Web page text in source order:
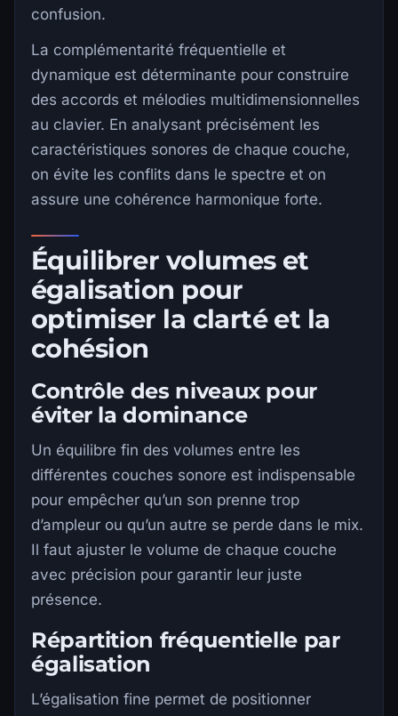
confusion.
La complémentarité fréquentielle et
dynamique est déterminante pour construire
des accords et mélodies multidimensionnelles
au clavier. En analysant précisément les
caractéristiques sonores de chaque couche,
on évite les conflits dans le spectre et on
assure une cohérence harmonique forte.
Équilibrer volumes et
égalisation pour
optimiser la clarté et la
cohésion
Contrôle des niveaux pour
éviter la dominance
Un équilibre fin des volumes entre les
différentes couches sonore est indispensable
pour empêcher qu’un son prenne trop
d’ampleur ou qu’un autre se perde dans le mix.
Il faut ajuster le volume de chaque couche
avec précision pour garantir leur juste
présence.
Répartition fréquentielle par
égalisation
L’égalisation fine permet de positionner